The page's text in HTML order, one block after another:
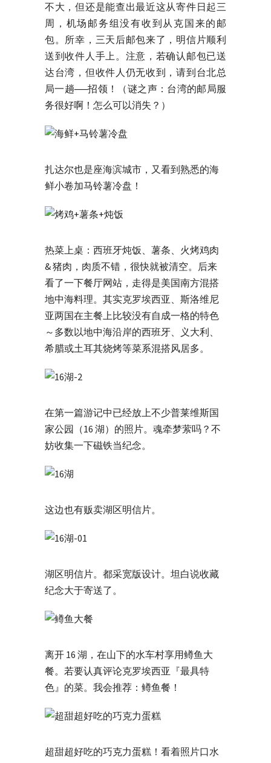
不大，但还是能查出最近这从寄件日起三
周，机场邮务组没有收到从克国来的邮
包。所幸，三天后邮包来了，明信片顺利
送到收件人手上。注意，若确认邮包已送
达台湾，但收件人仍无收到，请到台北总
局一趟──招领！（谜之声：台湾的邮局服
务很好啊！怎么可以消失？）
扎达尔也是座海滨城市，又看到熟悉的海
鲜小卷加马铃薯冷盘！
热菜上桌：西班牙炖饭、薯条、火烤鸡肉
& 猪肉，肉质不错，很快就被清空。后来
看了一下餐厅网站，走得是美国南方混搭
地中海料理。其实克罗埃西亚、斯洛维尼
亚两国在主餐上比较没有自成一格的特色
～多数以地中海沿岸的西班牙、义大利、
希腊或土耳其烧烤等菜系混搭风居多。
在第一篇游记中已经放上不少普莱维斯国
家公园（16 湖）的照片。魂牵梦萦吗？不
妨收集一下磁铁当纪念。
这边也有贩卖湖区明信片。
湖区明信片。都采宽版设计。坦白说收藏
纪念大于寄送了。
离开 16 湖，在山下的水车村享用鳟鱼大
餐。若要认真评论克罗埃西亚『最具特
色』的菜。我会推荐：鳟鱼餐！
超甜超好吃的巧克力蛋糕！看着照片口水